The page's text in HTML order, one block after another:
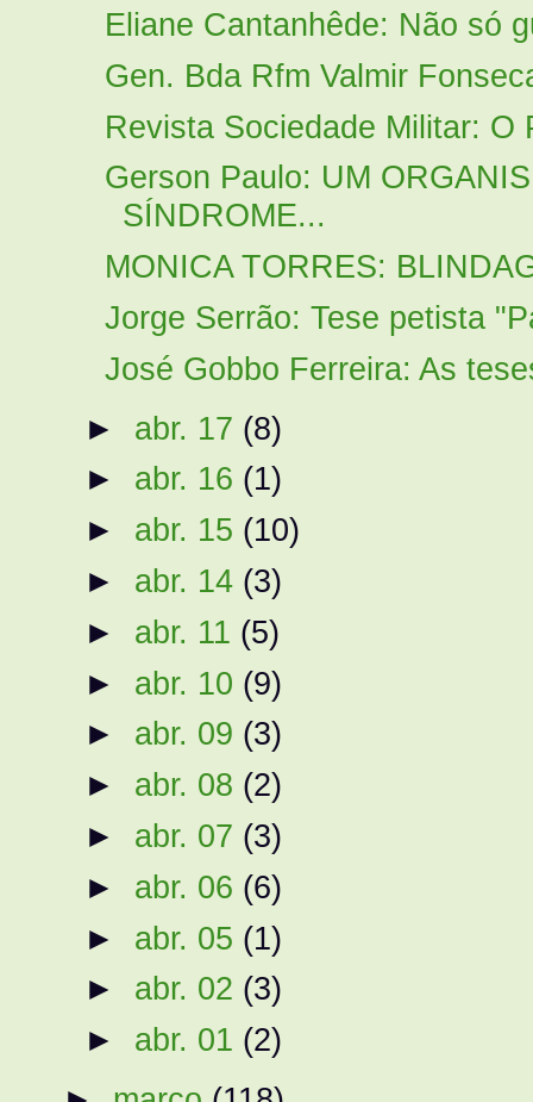
Eliane Cantanhêde: Não só
Gen. Bda Rfm Valmir
Revista Sociedade Militar: O
Gerson Paulo: UM
SÍNDROME...
MONICA TORRES:
Jorge Serrão: Tese petista
José Gobbo Ferreira: As
► abr. 17 (8)
► abr. 16 (1)
► abr. 15 (10)
► abr. 14 (3)
► abr. 11 (5)
► abr. 10 (9)
► abr. 09 (3)
► abr. 08 (2)
► abr. 07 (3)
► abr. 06 (6)
► abr. 05 (1)
► abr. 02 (3)
► abr. 01 (2)